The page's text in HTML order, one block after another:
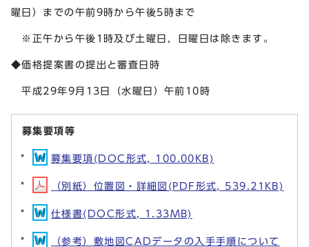
曜日）までの午前9時から午後5時まで
※正午から午後1時及び土曜日，日曜日は除きます。
◆価格提案書の提出と審査日時
平成29年9月13日（水曜日）午前10時
募集要項等
募集要項(DOC形式, 100.00KB)
（別紙）位置図・詳細図(PDF形式, 539.21KB)
仕様書(DOC形式, 1.33MB)
（参考）敷地図CADデータの入手手順について